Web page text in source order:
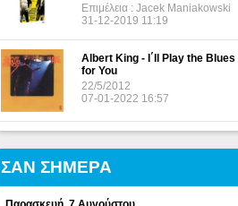
Επιμέλεια : Jacek Maniakowski
31-12-2019 11:19
Albert King - I΄ll Play the Blues
for You
22/5/2012
07-01-2022 16:57
ΣΑΝ ΣΗΜΕΡΑ